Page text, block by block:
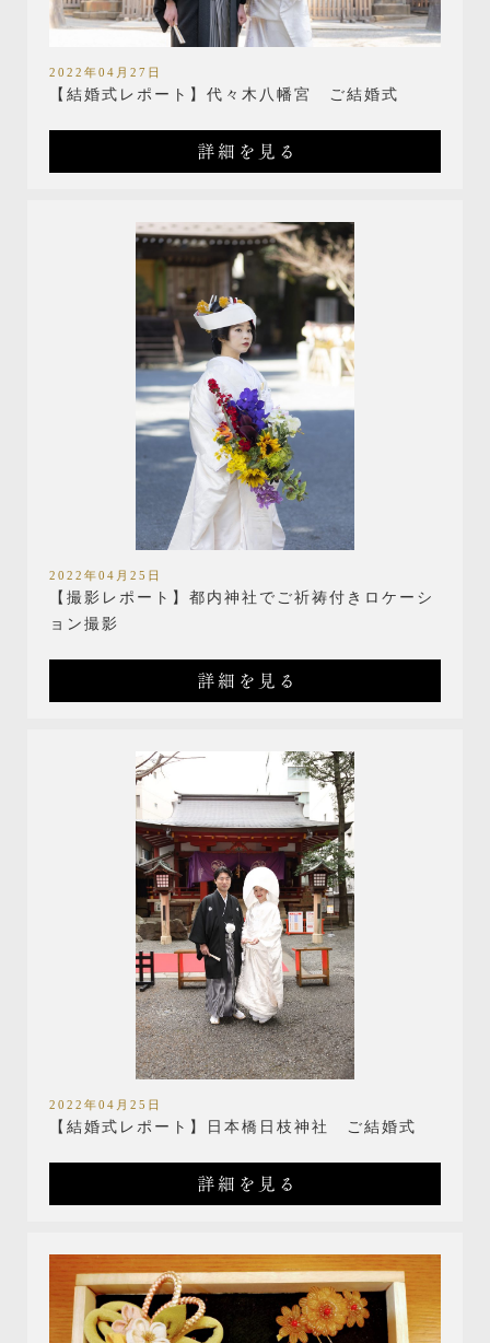
2022年04月27日
【結婚式レポート】代々木八幡宮 ご結婚式
2022年04月25日
【撮影レポート】都内神社でご祈祷付きロケーシ
ョン撮影
2022年04月25日
【結婚式レポート】日本橋日枝神社 ご結婚式